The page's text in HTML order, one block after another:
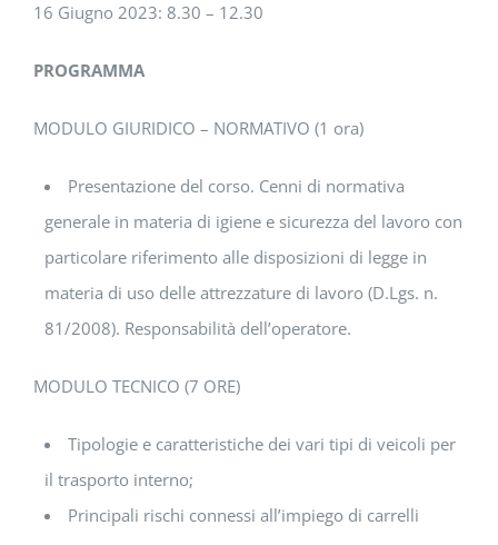
16 Giugno 2023: 8.30 – 12.30
PROGRAMMA
MODULO GIURIDICO – NORMATIVO (1 ora)
Presentazione del corso. Cenni di normativa
generale in materia di igiene e sicurezza del lavoro con
particolare riferimento alle disposizioni di legge in
materia di uso delle attrezzature di lavoro (D.Lgs. n.
81/2008). Responsabilità dell’operatore.
MODULO TECNICO (7 ORE)
Tipologie e caratteristiche dei vari tipi di veicoli per
il trasporto interno;
Principali rischi connessi all’impiego di carrelli